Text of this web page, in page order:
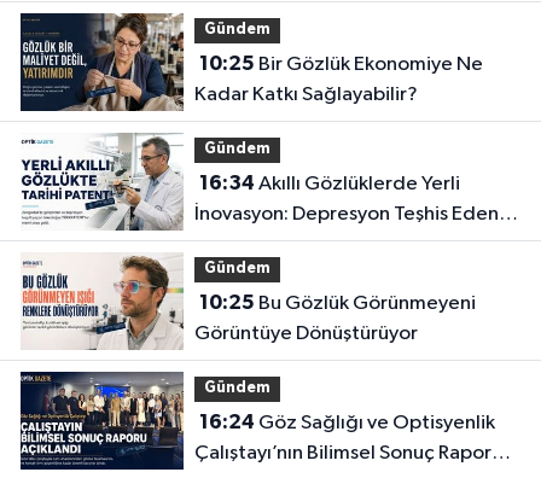
Yeterli mi?
Gündem
10:25
Kadar Katkı Sağlayabilir?
Gündem
16:34
İnovasyon: Depresyon Teşhis Eden
Gözlüğe Türkpatent Onayı
Gündem
10:25
Görüntüye Dönüştürüyor
Gündem
16:24
Çalıştayı’nın Bilimsel Sonuç Raporu